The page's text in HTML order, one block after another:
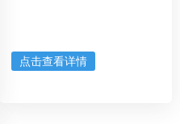
点击查看详情